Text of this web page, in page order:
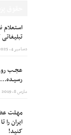
دسامبر 4, 2025
عجـب
مارس 8, 2019
مهـلت
کنید!